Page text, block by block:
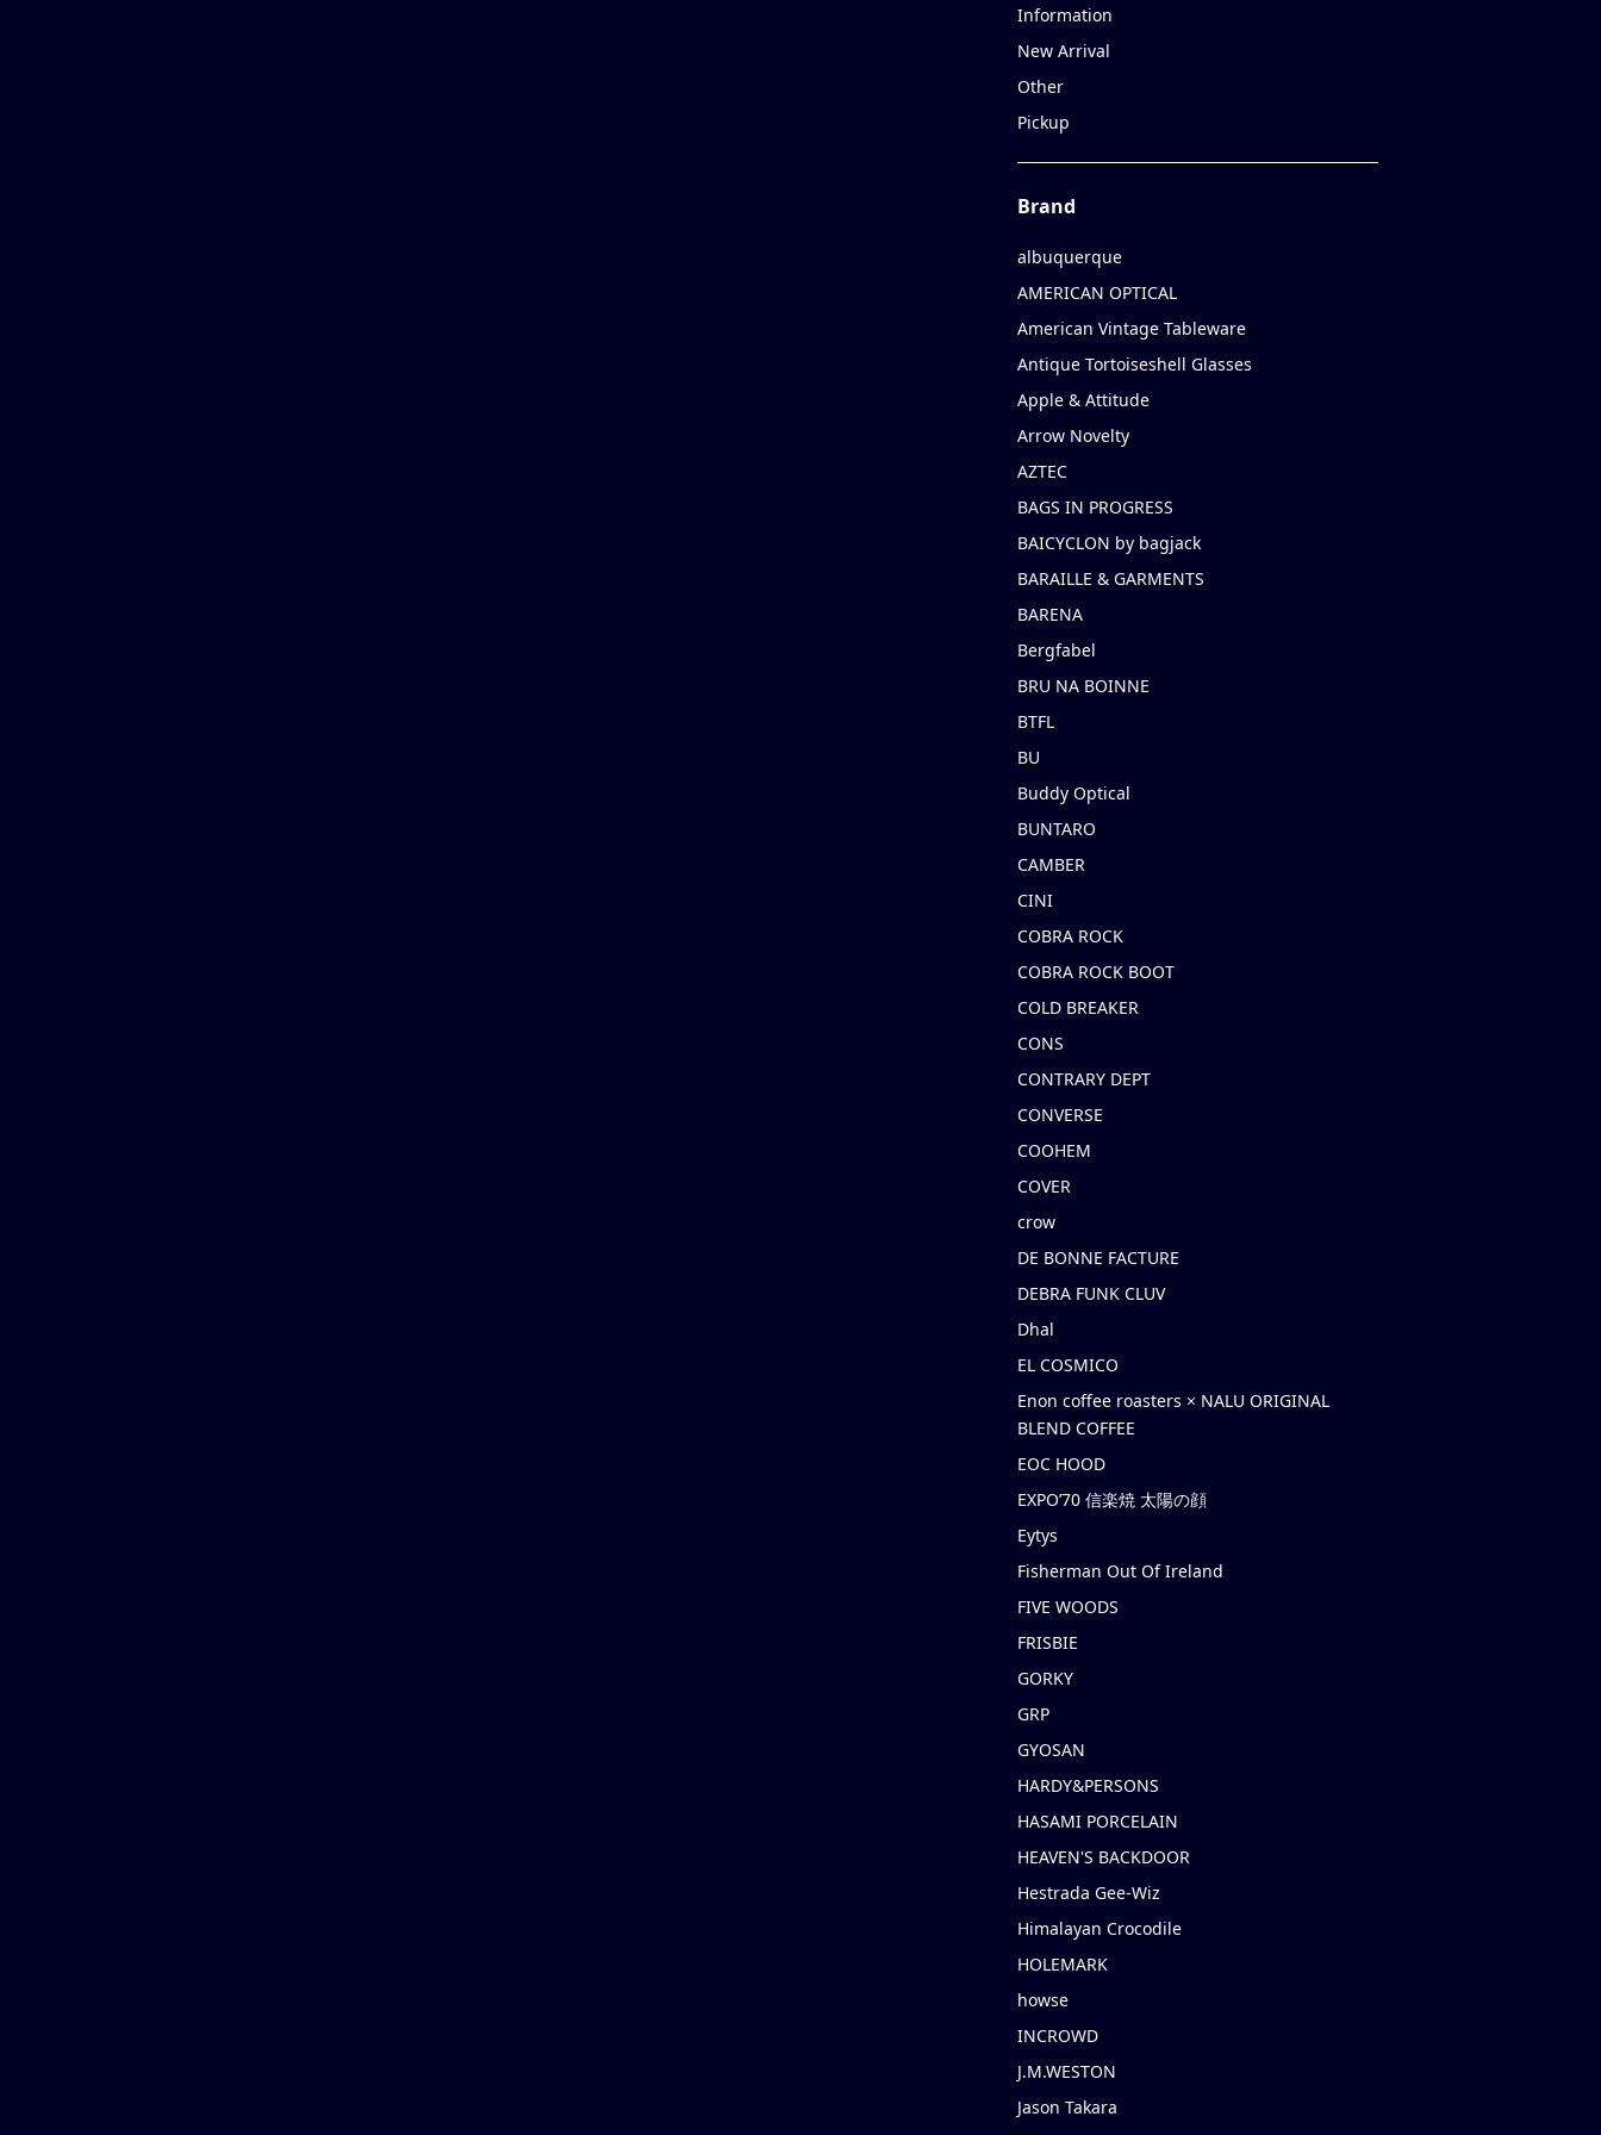
Information
New Arrival
Other
Pickup
Brand
albuquerque
AMERICAN OPTICAL
American Vintage Tableware
Antique Tortoiseshell Glasses
Apple & Attitude
Arrow Novelty
AZTEC
BAGS IN PROGRESS
BAICYCLON by bagjack
BARAILLE & GARMENTS
BARENA
Bergfabel
BRU NA BOINNE
BTFL
BU
Buddy Optical
BUNTARO
CAMBER
CINI
COBRA ROCK
COBRA ROCK BOOT
COLD BREAKER
CONS
CONTRARY DEPT
CONVERSE
COOHEM
COVER
crow
DE BONNE FACTURE
DEBRA FUNK CLUV
Dhal
EL COSMICO
Enon coffee roasters × NALU ORIGINAL
BLEND COFFEE
EOC HOOD
EXPO’70 信楽焼 太陽の顔
Eytys
Fisherman Out Of Ireland
FIVE WOODS
FRISBIE
GORKY
GRP
GYOSAN
HARDY&PERSONS
HASAMI PORCELAIN
HEAVEN'S BACKDOOR
Hestrada Gee-Wiz
Himalayan Crocodile
HOLEMARK
howse
INCROWD
J.M.WESTON
Jason Takara